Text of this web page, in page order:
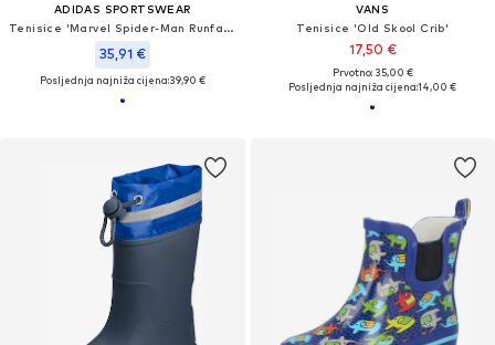
ADIDAS SPORTSWEAR
Tenisice 'Marvel Spider-Man Runfalcon 6'
35,91 €
Posljednja najniža cijena:39,90 €
VANS
Tenisice 'Old Skool Crib'
17,50 €
Prvotno: 35,00 €
Posljednja najniža cijena:14,00 €